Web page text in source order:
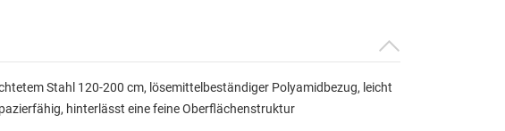
Stahl 120-200 cm, lösemittelbeständiger Polyamidbezug, leicht
hinterlässt eine feine Oberflächenstruktur